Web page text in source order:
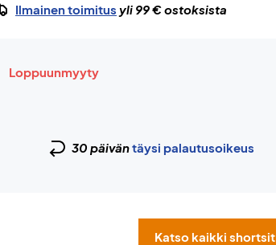
Ilmainen toimitus yli 99 € ostoksista
Loppuunmyyty
30 päiväntäysi palautusoikeus
Katso kaikki shortsit